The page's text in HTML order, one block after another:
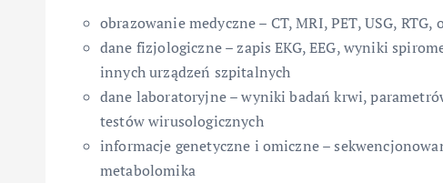
obrazowanie medyczne – CT, MRI, PET, USG,
dane fizjologiczne – zapis EKG, EEG, wyniki
innych urządzeń szpitalnych
dane laboratoryjne – wyniki badań krwi,
testów wirusologicznych
informacje genetyczne i omiczne –
metabolomika